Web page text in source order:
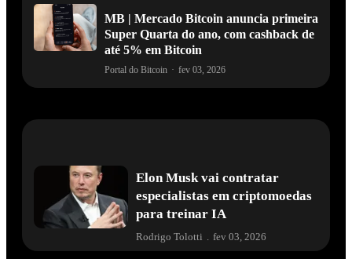
MB | Mercado Bitcoin anuncia primeira
Super Quarta do ano, com cashback de
até 5% em Bitcoin
Portal do Bitcoin · fev 03, 2026
Elon Musk vai contratar
especialistas em criptomoedas
para treinar IA
Rodrigo Tolotti fev 03, 2026